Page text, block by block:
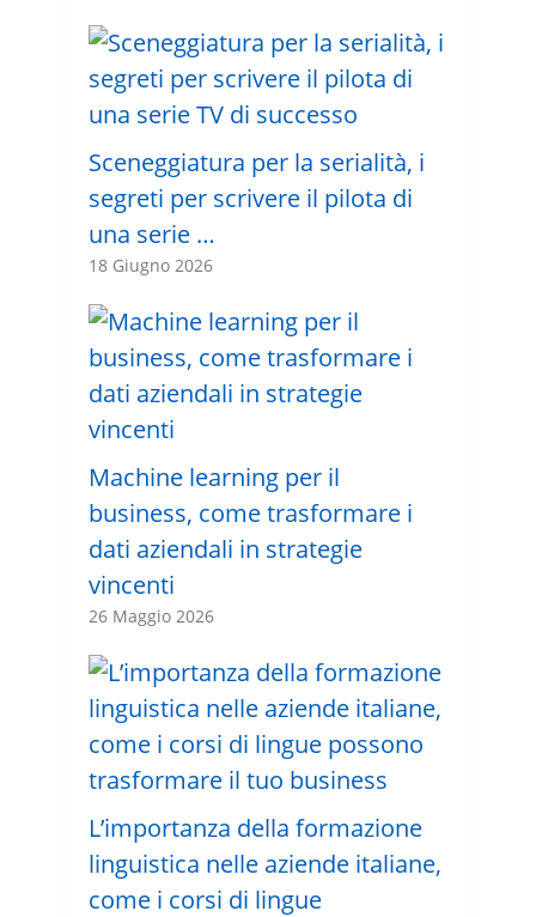
Sceneggiatura per la serialità, i
segreti per scrivere il pilota di
una serie …
18 Giugno 2026
Machine learning per il
business, come trasformare i
dati aziendali in strategie
vincenti
26 Maggio 2026
L’importanza della formazione
linguistica nelle aziende italiane,
come i corsi di lingue